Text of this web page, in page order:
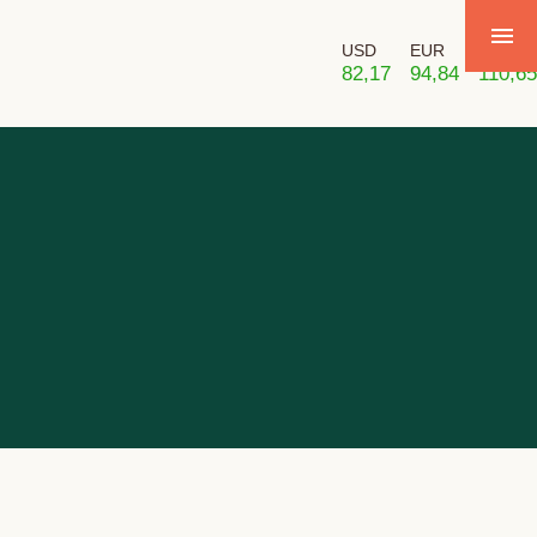
USD
82,17
EUR
94,84 110,65